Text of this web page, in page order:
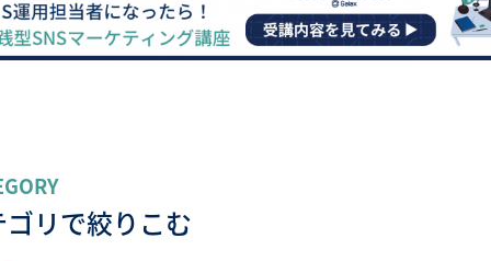
リで絞りこむ